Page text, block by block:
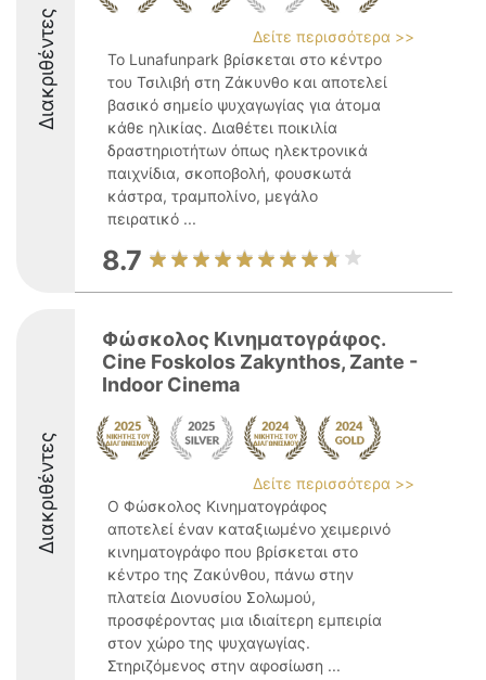
Διακριθέντες
Δείτε περισσότερα >>
Το Lunafunpark βρίσκεται στο κέντρο
του Τσιλιβή στη Ζάκυνθο και αποτελεί
βασικό σημείο ψυχαγωγίας για άτομα
κάθε ηλικίας. Διαθέτει ποικιλία
δραστηριοτήτων όπως ηλεκτρονικά
παιχνίδια, σκοποβολή, φουσκωτά
κάστρα, τραμπολίνο, μεγάλο
πειρατικό ...
8.7
Διακριθέντες
Φώσκολος Κινηματογράφος.
Cine Foskolos Zakynthos, Zante -
Indoor Cinema
Δείτε περισσότερα >>
Ο Φώσκολος Κινηματογράφος
αποτελεί έναν καταξιωμένο χειμερινό
κινηματογράφο που βρίσκεται στο
κέντρο της Ζακύνθου, πάνω στην
πλατεία Διονυσίου Σολωμού,
προσφέροντας μια ιδιαίτερη εμπειρία
στον χώρο της ψυχαγωγίας.
Στηριζόμενος στην αφοσίωση ...